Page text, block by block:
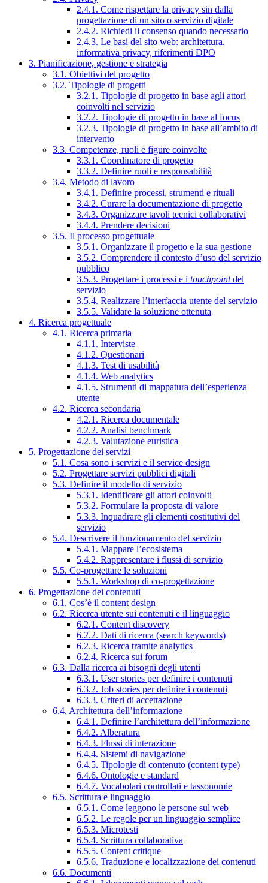
2.4.1. Come rispettare la privacy sin dalla
progettazione di un sito o servizio digitale
2.4.2. Richiedi il consenso quando necessario
2.4.3. Le basi del sito web: architettura,
informativa privacy, riferimenti DPO
3. Pianificazione, gestione e strategia
3.1. Obiettivi del progetto
3.2. Tipologie di progetti
3.2.1. Tipologie di progetto in base agli attori
coinvolti nel servizio
3.2.2. Tipologie di progetto in base al focus
3.2.3. Tipologie di progetto in base all’ambito di
intervento
3.3. Competenze, ruoli e figure coinvolte
3.3.1. Coordinatore di progetto
3.3.2. Definire ruoli e responsabilità
3.4. Metodo di lavoro
3.4.1. Definire processi, strumenti e rituali
3.4.2. Curare la documentazione di progetto
3.4.3. Organizzare tavoli tecnici collaborativi
3.4.4. Prendere decisioni
3.5. Il processo progettuale
3.5.1. Organizzare il progetto e la sua gestione
3.5.2. Comprendere il contesto d’uso del servizio
pubblico
3.5.3. Progettare i processi e i touchpointdel
servizio
3.5.4. Realizzare l’interfaccia utente del servizio
3.5.5. Validare la soluzione ottenuta
4. Ricerca progettuale
4.1. Ricerca primaria
4.1.1. Interviste
4.1.2. Questionari
4.1.3. Test di usabilità
4.1.4. Web analytics
4.1.5. Strumenti di mappatura dell’esperienza
utente
4.2. Ricerca secondaria
4.2.1. Ricerca documentale
4.2.2. Analisi benchmark
4.2.3. Valutazione euristica
5. Progettazione dei servizi
5.1. Cosa sono i servizi e il service design
5.2. Progettare servizi pubblici digitali
5.3. Definire il modello di servizio
5.3.1. Identificare gli attori coinvolti
5.3.2. Formulare la proposta di valore
5.3.3. Inquadrare gli elementi costitutivi del
servizio
5.4. Descrivere il funzionamento del servizio
5.4.1. Mappare l’ecosistema
5.4.2. Rappresentare i flussi di servizio
5.5. Co-progettare le soluzioni
5.5.1. Workshop di co-progettazione
6. Progettazione dei contenuti
6.1. Cos’è il content design
6.2. Ricerca utente sui contenuti e il linguaggio
6.2.1. Content discovery
6.2.2. Dati di ricerca (search keywords)
6.2.3. Ricerca tramite analytics
6.2.4. Ricerca sui forum
6.3. Dalla ricerca ai bisogni degli utenti
6.3.1. User stories per definire i contenuti
6.3.2. Job stories per definire i contenuti
6.3.3. Criteri di accettazione
6.4. Architettura dell’informazione
6.4.1. Definire l’architettura dell’informazione
6.4.2. Alberatura
6.4.3. Flussi di interazione
6.4.4. Sistemi di navigazione
6.4.5. Tipologie di contenuto (content type)
6.4.6. Ontologie e standard
6.4.7. Vocabolari controllati e tassonomie
6.5. Scrittura e linguaggio
6.5.1. Come leggono le persone sul web
6.5.2. Le regole per un linguaggio semplice
6.5.3. Microtesti
6.5.4. Scrittura collaborativa
6.5.5. Content critique
6.5.6. Traduzione e localizzazione dei contenuti
6.6. Documenti